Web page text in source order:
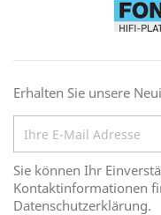
Erhalten Sie unsere
Sie können Ihr
Kontaktinformationen
Datenschutzerklärung.